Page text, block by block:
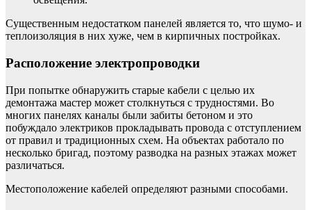
Существенным недостатком панелей является то, что шумо- и
теплоизоляция в них хуже, чем в кирпичных постройках.
Расположение электропроводки
При попытке обнаружить старые кабели с целью их
демонтажа мастер может столкнуться с трудностями. Во
многих панелях каналы были забиты бетоном и это
побуждало электриков прокладывать провода с отступлением
от правил и традиционных схем. На объектах работало по
несколько бригад, поэтому разводка на разных этажах может
различаться.
Местоположение кабелей определяют разными способами.